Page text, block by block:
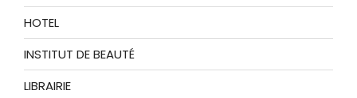
HOTEL
INSTITUT DE BEAUTÉ
LIBRAIRIE